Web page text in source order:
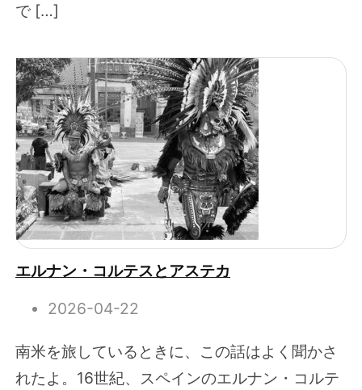
で […]
エルナン・コルテスとアステカ
2026-04-22
南米を旅しているときに、この話はよく聞かさ
れたよ。16世紀、スペインのエルナン・コルテ